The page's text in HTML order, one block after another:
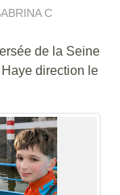
C
de la Seine
direction le